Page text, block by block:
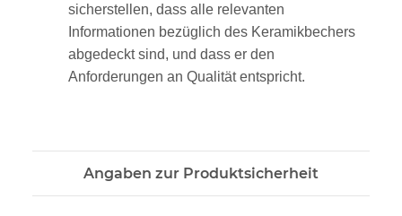
sicherstellen, dass alle relevanten
Informationen bezüglich des Keramikbechers
abgedeckt sind, und dass er den
Anforderungen an Qualität entspricht.
Angaben zur Produktsicherheit